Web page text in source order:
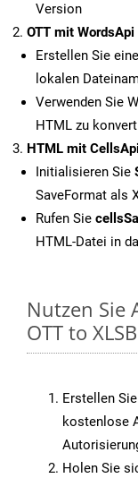
Version
OTT mit
Erstellen Sie eine
lokalen
Verwenden Sie
HTML zu
HTML mit
Initialisieren Sie
SaveFormat als
Rufen Sie
HTML-Datei in
Nutzen Sie
OTT to XLSB
Erstellen
kostenlose
Holen Sie